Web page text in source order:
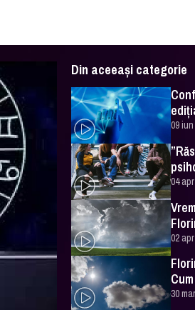
Din aceeași categorie
sau
09 iun
04
02
de
30